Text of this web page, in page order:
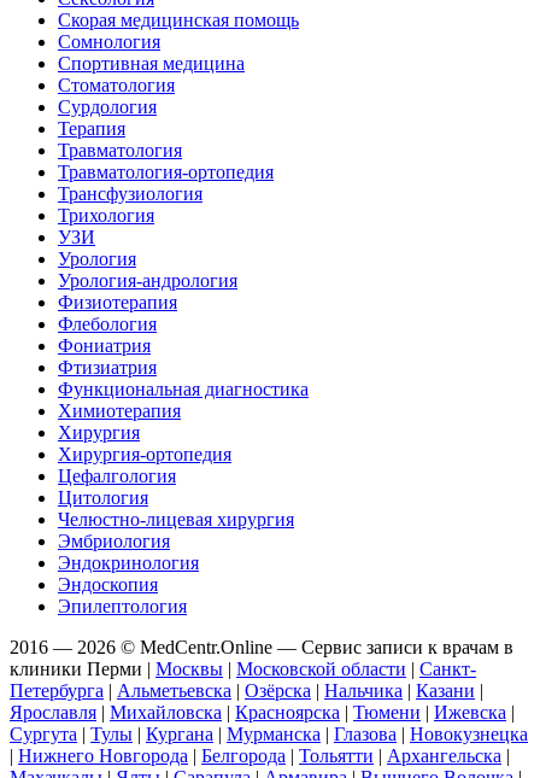
Скорая медицинская помощь
Сомнология
Спортивная медицина
Стоматология
Сурдология
Терапия
Травматология
Травматология-ортопедия
Трансфузиология
Трихология
УЗИ
Урология
Урология-андрология
Физиотерапия
Флебология
Фониатрия
Фтизиатрия
Функциональная диагностика
Химиотерапия
Хирургия
Хирургия-ортопедия
Цефалгология
Цитология
Челюстно-лицевая хирургия
Эмбриология
Эндокринология
Эндоскопия
Эпилептология
2016 — 2026 © MedCentr.Online — Сервис записи к врачам в
клиники Перми | Москвы | Московской области | Санкт-
Петербурга | Альметьевска | Озёрска | Нальчика | Казани |
Ярославля | Михайловска | Красноярска | Тюмени | Ижевска |
Сургута | Тулы | Кургана | Мурманска | Глазова | Новокузнецка
| Нижнего Новгорода | Белгорода | Тольятти | Архангельска |